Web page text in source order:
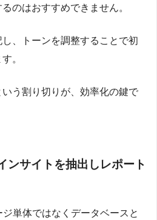
のはおすすめできません。
、トーンを調整することで初
。
いう割り切りが、効率化の鍵で
ンサイトを抽出しレポート
単体ではなくデータベースと